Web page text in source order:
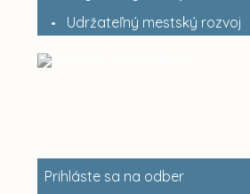
Udržateľný mestský rozvoj
Prihláste sa na odber